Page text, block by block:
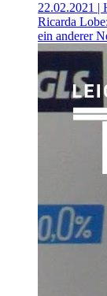
22.02.2021 |
Ricarda
ein anderer